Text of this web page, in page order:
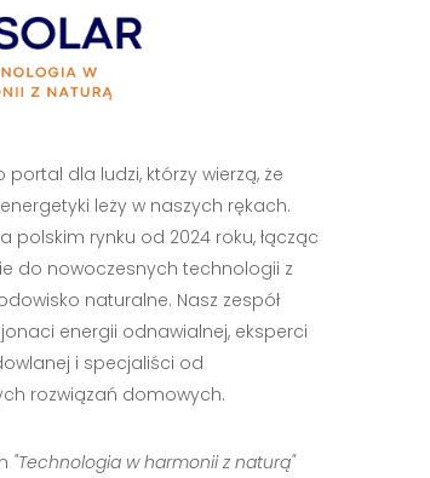
portal dla ludzi, którzy wierzą, że
leży w naszych rękach.
polskim rynku od 2024 roku, łącząc
do nowoczesnych technologii z
naturalne. Nasz zespół
energii odnawialnej, eksperci
i specjaliści od
rozwiązań domowych.
"Technologia w harmonii z naturą"